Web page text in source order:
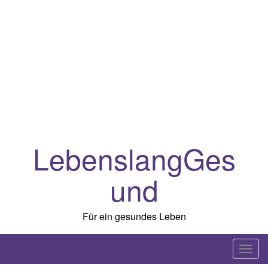
LebenslangGes
und
Für ein gesundes Leben
T